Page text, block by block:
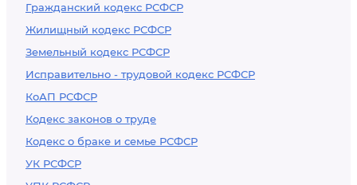
Гражданский кодекс РСФСР
Жилищный кодекс РСФСР
Земельный кодекс РСФСР
Исправительно - трудовой кодекс РСФСР
КоАП РСФСР
Кодекс законов о труде
Кодекс о браке и семье РСФСР
УК РСФСР